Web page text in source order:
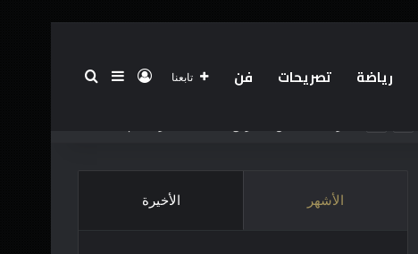
رياضة تصريحات فن تابعنا تسجيل الدخول
إضافة عمود جانبي
الأشهر الأخيرة